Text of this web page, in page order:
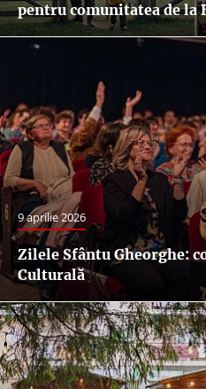
pentru comunitatea de la
9 aprilie 2026
Zilele Sfântu Gheorghe:
Culturală